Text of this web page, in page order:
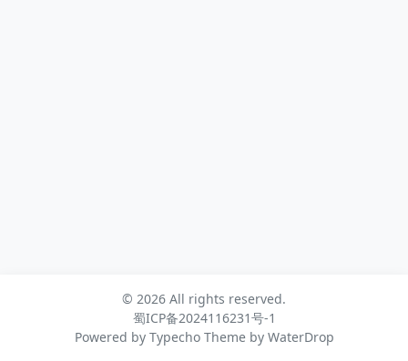
© 2026 All rights reserved.
蜀ICP备2024116231号-1
Powered by TypechoTheme by WaterDrop